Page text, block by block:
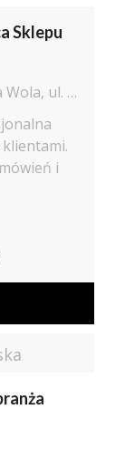
Sklepu
Lokalizacja: podkarpackie / Stalowa Wola, ul. Generała Leopolda Okulickiego 2
i